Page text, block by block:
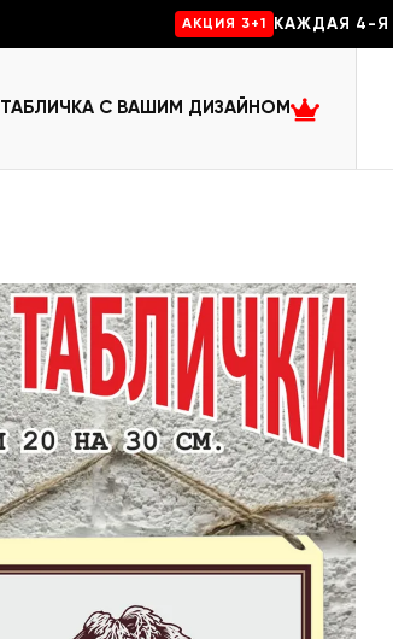
AKЦИЯ 3+1 КАЖДАЯ 4-Я
ТАБЛИЧКА С ВАШИМ ДИЗАЙНОМ